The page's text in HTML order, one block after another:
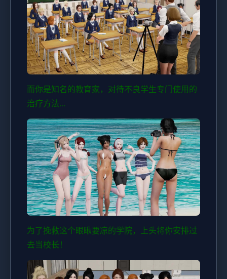
而你是知名的教育家，对待不良学生专门使用的
治疗方法...
为了挽救这个眼瞅要凉的学院，上头将你安排过
去当校长！